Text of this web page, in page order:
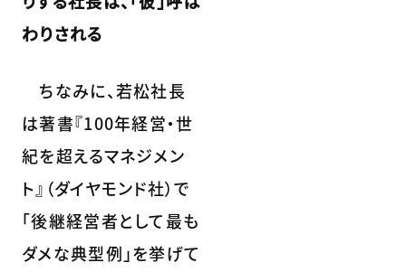
わりされる
ちなみに、若松社長
は著書『100年経営・世
紀を超えるマネジメン
ト』（ダイヤモンド社）で
「後継経営者として最も
ダメな典型例」を挙げて